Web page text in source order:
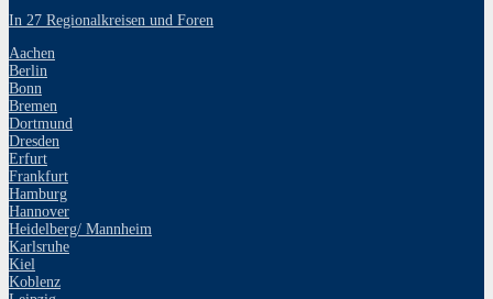
In 27 Regionalkreisen und Foren
Aachen
Berlin
Bonn
Bremen
Dortmund
Dresden
Erfurt
Frankfurt
Hamburg
Hannover
Heidelberg/ Mannheim
Karlsruhe
Kiel
Koblenz